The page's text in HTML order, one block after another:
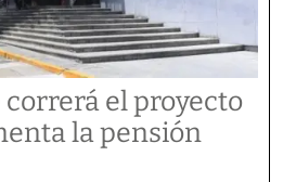
correrá el proyecto
la pensión